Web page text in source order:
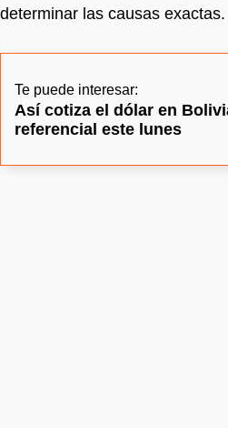
determinar las causas exactas.
Te puede interesar:
Así cotiza el dólar en
referencial este lunes